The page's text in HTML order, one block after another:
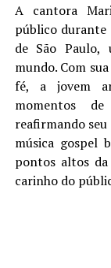
A cantora
público durante
de São Paulo,
mundo. Com
fé, a jovem
momentos
reafirmando seu
música gospel
pontos altos da
carinho do